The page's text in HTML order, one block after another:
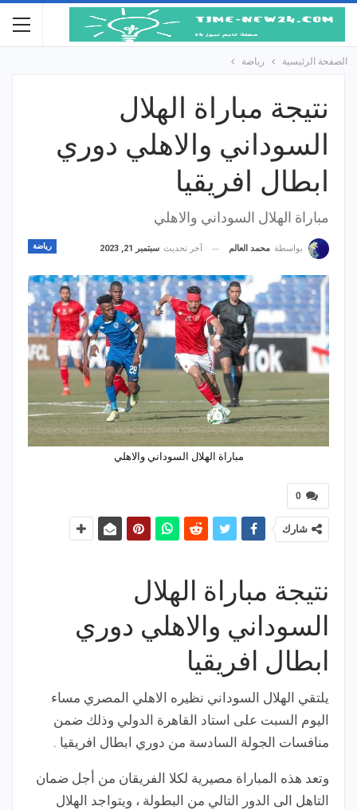
الصفحة الرئيسية رياضة
نتيجة مباراة الهلال
السوداني والاهلي دوري
ابطال افريقيا
مباراة الهلال السوداني والاهلي
رياضة بواسطة محمد العالم آخر تحديث سبتمبر 21, 2023
مباراة الهلال السوداني والاهلي
0
شارك
نتيجة مباراة الهلال
السوداني والاهلي دوري
ابطال افريقيا
يلتقي الهلال السوداني نظيره الاهلي المصري مساء
اليوم السبت على استاد القاهرة الدولي وذلك ضمن
منافسات الجولة السادسة من دوري ابطال افريقيا .
وتعد هذه المباراة مصيرية لكلا الفريقان من أجل ضمان
التاهل الى الدور التالي من البطولة ، ويتواجد الهلال